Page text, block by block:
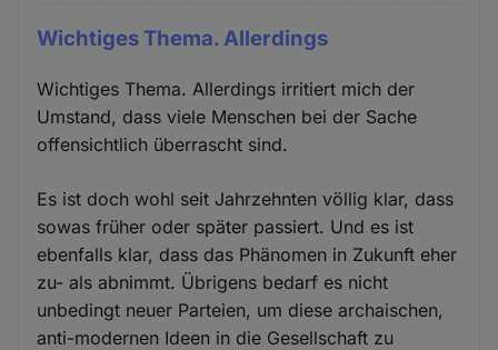
Wichtiges Thema. Allerdings
Wichtiges Thema. Allerdings irritiert mich der
Umstand, dass viele Menschen bei der Sache
offensichtlich überrascht sind.
Es ist doch wohl seit Jahrzehnten völlig klar, dass
sowas früher oder später passiert. Und es ist
ebenfalls klar, dass das Phänomen in Zukunft eher
zu- als abnimmt. Übrigens bedarf es nicht
unbedingt neuer Parteien, um diese archaischen,
anti-modernen Ideen in die Gesellschaft zu